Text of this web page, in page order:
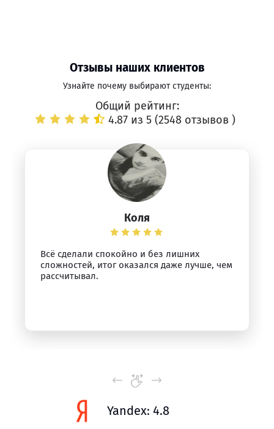
Отзывы наших клиентов
Узнайте почему выбирают студенты:
Общий рейтинг:
4.87 из 5 (2548 отзывов )
Коля
Всё сделали спокойно и без лишних
сложностей, итог оказался даже лучше, чем
рассчитывал.
Yandex: 4.8